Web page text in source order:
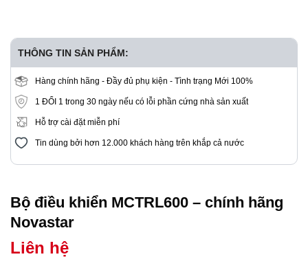
THÔNG TIN SẢN PHẨM:
Hàng chính hãng - Đầy đủ phụ kiện - Tình trạng Mới 100%
1 ĐỔI 1 trong 30 ngày nếu có lỗi phần cứng nhà sản xuất
Hỗ trợ cài đặt miễn phí
Tin dùng bởi hơn 12.000 khách hàng trên khắp cả nước
Bộ điều khiển MCTRL600 – chính hãng
Novastar
Liên hệ